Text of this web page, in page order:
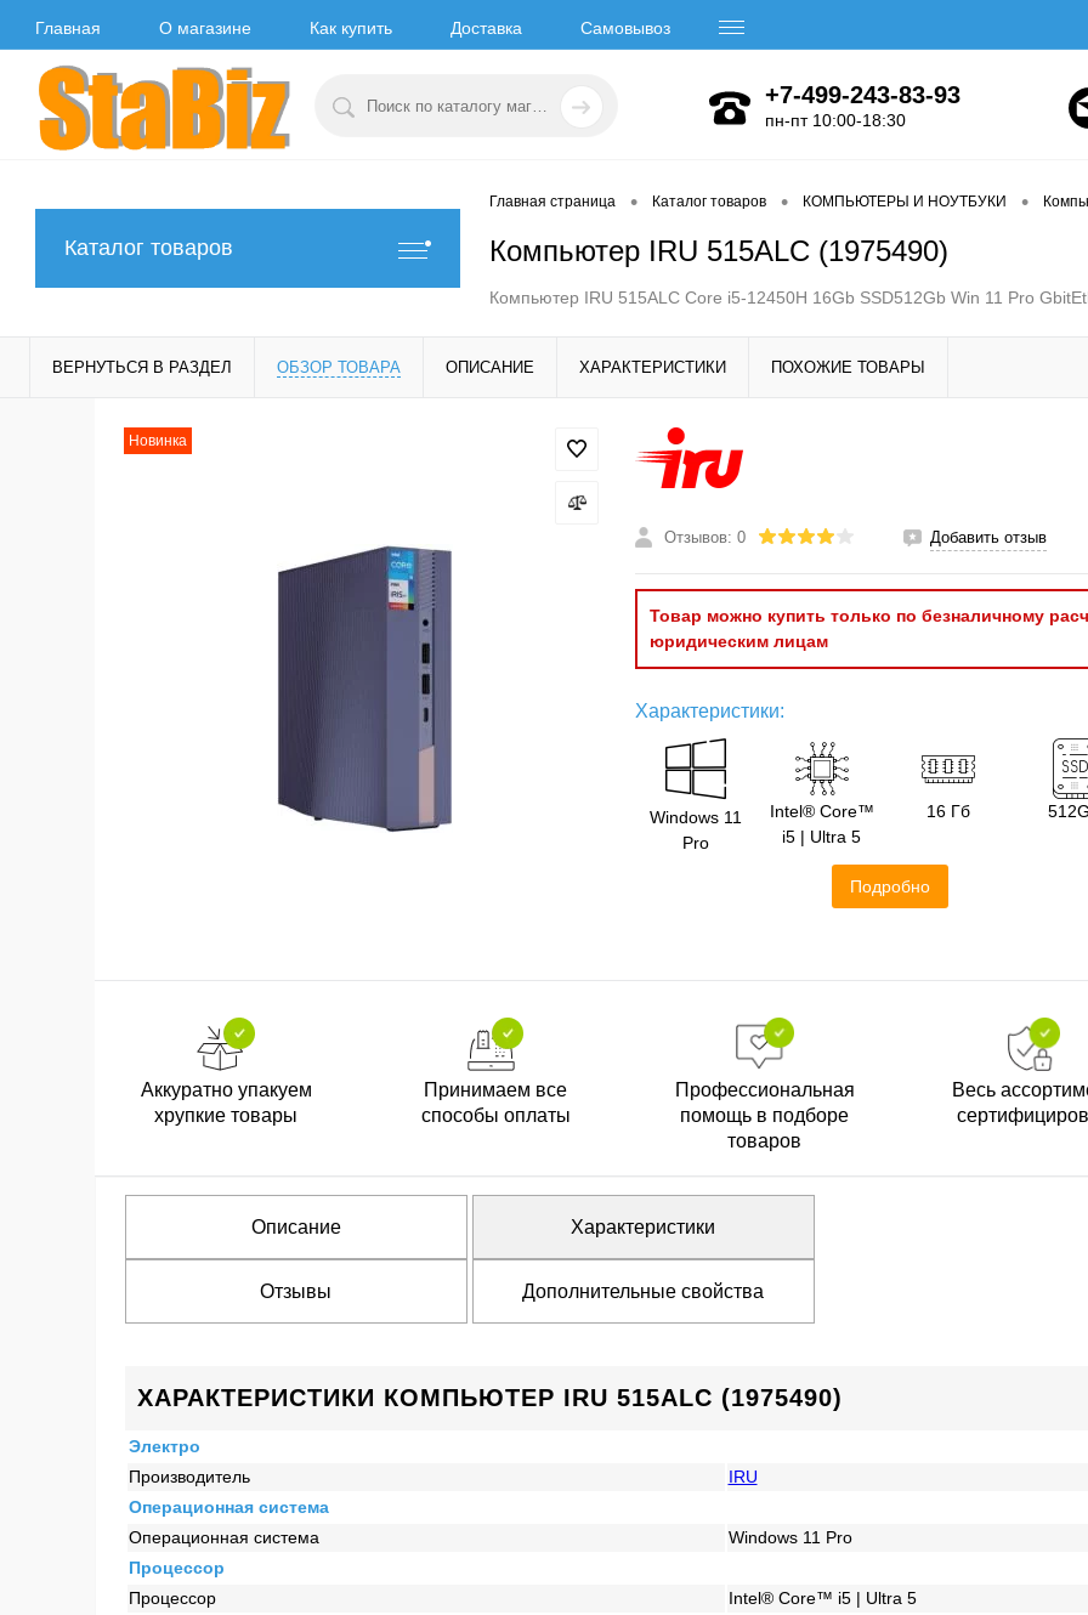
Главная О магазине Как купить Доставка Самовывоз
+7-499-243-83-93
пн-пт 10:00-18:30
Каталог товаров
Главная страница • Каталог товаров • КОМПЬЮТЕРЫ И НОУТБУКИ •
Компьютер IRU 515ALC (1975490)
Компьютер IRU 515ALC Core i5-12450H 16Gb SSD512Gb Win 11 Pro
ВЕРНУТЬСЯ В РАЗДЕЛ ОБЗОР ТОВАРА ОПИСАНИЕ ХАРАКТЕРИСТИКИ ПОХОЖИЕ ТОВАРЫ
Новинка
Отзывов: 0 Добавить отзыв
Товар можно купить только по безналичному
юридическим лицам
Характеристики:
Windows 11
Pro
Intel® Core™
i5 | Ultra 5
16 Гб
Подробно
Аккуратно упакуем
хрупкие товары
Принимаем все
способы оплаты
Профессиональная
помощь в подборе
товаров
Весь
Описание Характеристики
Отзывы Дополнительные свойства
ХАРАКТЕРИСТИКИ КОМПЬЮТЕР IRU 515ALC (1975490)
Электро
Производитель
IRU
Операционная система
Операционная система
Windows 11 Pro
Процессор
Процессор
Intel® Core™ i5 | Ultra 5